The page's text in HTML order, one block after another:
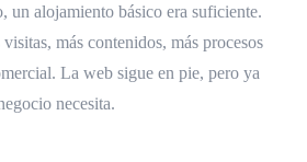
un alojamiento básico era suficiente.
más contenidos, más procesos
La web sigue en pie, pero ya
necesita.